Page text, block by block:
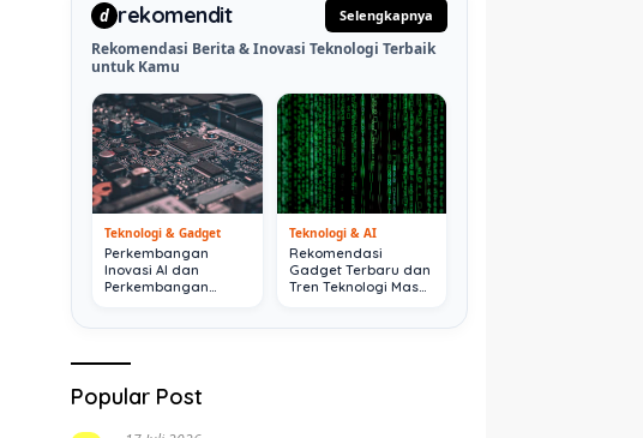
d rekomendit Selengkapnya
Rekomendasi Berita & Inovasi Teknologi Terbaik
untuk Kamu
Teknologi & Gadget
Perkembangan
Inovasi AI dan
Perkembangan
Teknologi & AI
Rekomendasi
Gadget Terbaru dan
Tren Teknologi Masa
Popular Post